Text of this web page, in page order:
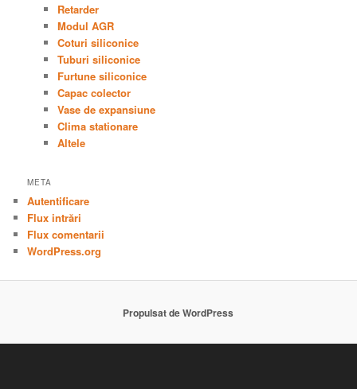
Retarder
Modul AGR
Coturi siliconice
Tuburi siliconice
Furtune siliconice
Capac colector
Vase de expansiune
Clima stationare
Altele
META
Autentificare
Flux intrări
Flux comentarii
WordPress.org
Propulsat de WordPress